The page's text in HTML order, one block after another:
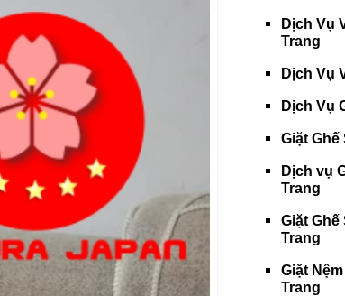
Dịch Vụ
Trang
Dịch Vụ
Dịch Vụ
Giặt Ghế
Dịch vụ
Trang
Giặt Ghế
Trang
Giặt
Trang